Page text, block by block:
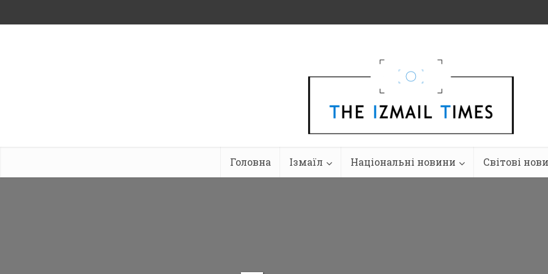
Головна Ізмаїл Національні новини Світові